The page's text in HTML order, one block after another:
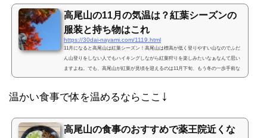
高尾山の11月の気温は？紅葉シーズンの
服装と持ち物はこれ
https://30dai-nayami.com/1119.html
11月になると高尾山は紅葉シーズン！高尾山は標高が低く登りやすい山なのでふだ
ん山登りをしない人でもハイキングしながら紅葉狩りを楽しみたいなぁなんて思い
ますよね。でも、高尾山が紅葉が見頃を迎えるのは11月下旬、もう冬の一歩手前な
ので気温や寒さも気になるところ。そこで11月の高尾山の気温と11月に登山する時
高尾山は新宿から電車で1時間で行ける手軽な山ですが、八王子より奥の西東京で山
温かい食事で体を温めるならここ ↓
高尾山の食事のおすすめで薬王院近くな